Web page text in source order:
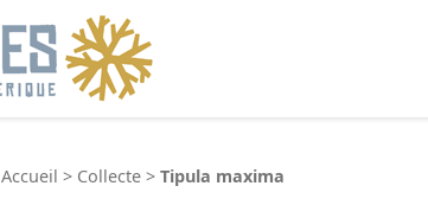
Accueil > Collecte > Tipula maxima